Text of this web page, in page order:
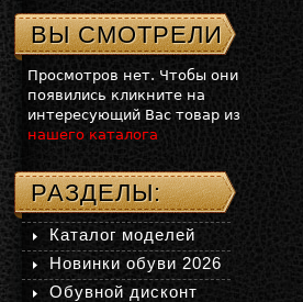
ВЫ СМОТРЕЛИ
Просмотров нет. Чтобы они
появились кликните на
интересующий Вас товар из
нашего каталога
РАЗДЕЛЫ:
Каталог моделей
Новинки обуви 2026
Обувной дисконт